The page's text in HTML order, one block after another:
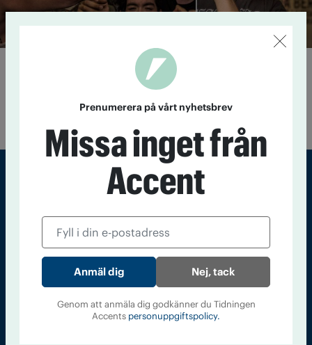
Eldstorm över Valborg
Stockholm Straight edge ordnar nykter
valborgsfest, och försöker skapa nya traditioner – som
motvikt till en annars alkoholcentrerad högtid.
Tidningen Accent, A4, Bondegatan 21, 116 33 Stockholm
accent@iogt.se
Chefredaktör och ansvarig utgivare: Barbro Janson Lundkvist,
barbro@a4.se.
Prenumerera på vårt nyhetsbrev
Missa inget från
Accent
Nej, tack
Genom att anmäla dig godkänner du Tidningen
Accents personuppgiftspolicy.